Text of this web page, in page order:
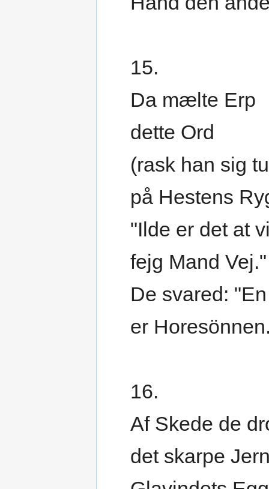
15.
Da mælte Erp
dette Ord
(rask han sig
på Hestens
"Ilde er det at
fejg Mand Vej."
De svared:
er
16.
Af Skede de
det skarpe